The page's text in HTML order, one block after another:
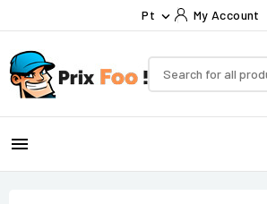
Pt  My Account
